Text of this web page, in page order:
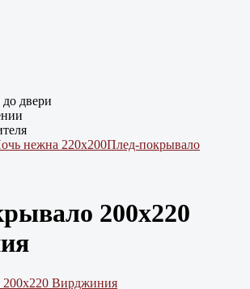
до двери
нежна 220х200Плед-покрывало
200х220